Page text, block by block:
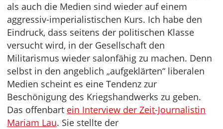
als auch die Medien sind wieder auf einem
aggressiv-imperialistischen Kurs. Ich habe den
Eindruck, dass seitens der politischen Klasse
versucht wird, in der Gesellschaft den
Militarismus wieder salonfähig zu machen. Denn
selbst in den angeblich „aufgeklärten“ liberalen
Medien scheint es eine Tendenz zur
Beschönigung des Kriegshandwerks zu geben.
Das offenbart ein Interview der Zeit-Journalistin
Mariam Lau. Sie stellte der